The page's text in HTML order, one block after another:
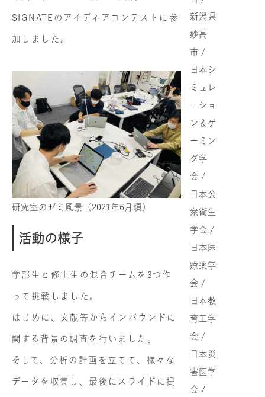
SIGNATEのアイディアコンテストに参
加しました。
研究室のゼミ風景（2021年6月頃）
活動の様子
学部生と修士生の混合チームを3つ作
って挑戦しました。
はじめに、文献等からインバウンドに
関する背景の調査を行いました。
そして、分析の計画を立てて、様々な
データを収集し、最後にスライドに提
新潟県
妙高
市 /
日本シ
ミュレ
ーショ
ン＆ゲ
ーミン
グ学
会 /
日本公
衆衛生
学会 /
日本医
療薬学
会 /
日本教
育工学
会 /
日本災
害医学
会 /